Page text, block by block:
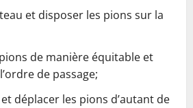
et disposer les pions sur la
de manière équitable et
de passage;
et déplacer les pions d’autant de